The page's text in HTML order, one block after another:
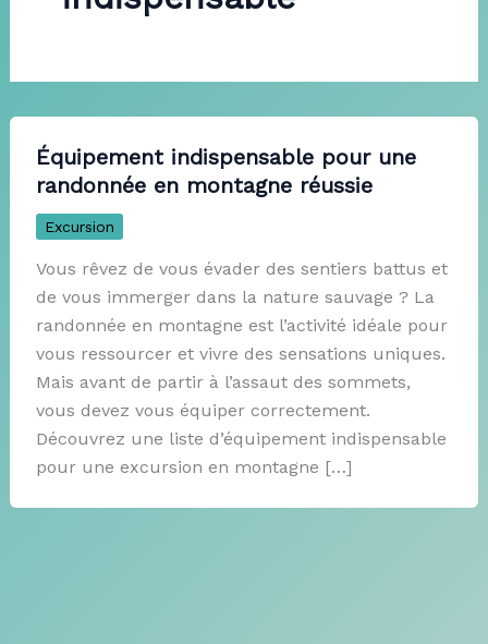
Équipement indispensable pour une
randonnée en montagne réussie
Excursion
Vous rêvez de vous évader des sentiers battus et
de vous immerger dans la nature sauvage ? La
randonnée en montagne est l’activité idéale pour
vous ressourcer et vivre des sensations uniques.
Mais avant de partir à l’assaut des sommets,
vous devez vous équiper correctement.
Découvrez une liste d’équipement indispensable
pour une excursion en montagne […]